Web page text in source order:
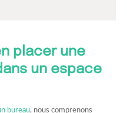
placer une
un espace
bureau, nous comprenons